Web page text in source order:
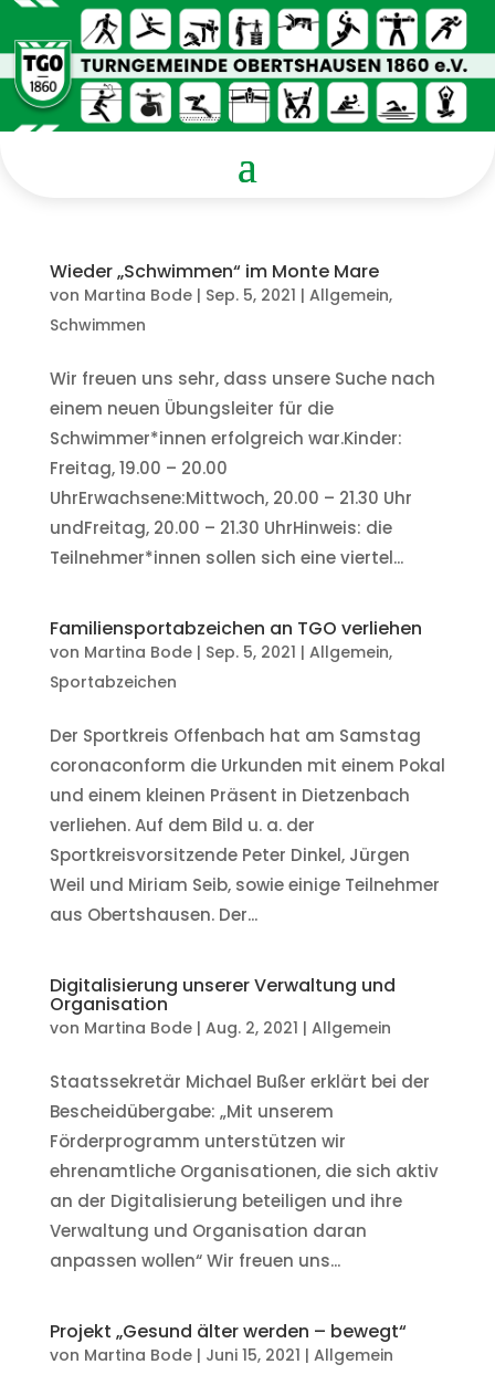
Wieder „Schwimmen“ im Monte Mare
von Martina Bode| Sep. 5, 2021 | Allgemein,
Schwimmen
Wir freuen uns sehr, dass unsere Suche nach
einem neuen Übungsleiter für die
Schwimmer*innen erfolgreich war.Kinder:
Freitag, 19.00 – 20.00
UhrErwachsene:Mittwoch, 20.00 – 21.30 Uhr
undFreitag, 20.00 – 21.30 UhrHinweis: die
Teilnehmer*innen sollen sich eine viertel...
Familiensportabzeichen an TGO verliehen
von Martina Bode| Sep. 5, 2021 | Allgemein,
Sportabzeichen
Der Sportkreis Offenbach hat am Samstag
coronaconform die Urkunden mit einem Pokal
und einem kleinen Präsent in Dietzenbach
verliehen. Auf dem Bild u. a. der
Sportkreisvorsitzende Peter Dinkel, Jürgen
Weil und Miriam Seib, sowie einige Teilnehmer
aus Obertshausen. Der...
Digitalisierung unserer Verwaltung und
Organisation
von Martina Bode| Aug. 2, 2021 | Allgemein
Staatssekretär Michael Bußer erklärt bei der
Bescheidübergabe: „Mit unserem
Förderprogramm unterstützen wir
ehrenamtliche Organisationen, die sich aktiv
an der Digitalisierung beteiligen und ihre
Verwaltung und Organisation daran
anpassen wollen“ Wir freuen uns...
Projekt „Gesund älter werden – bewegt“
von Martina Bode| Juni 15, 2021 | Allgemein